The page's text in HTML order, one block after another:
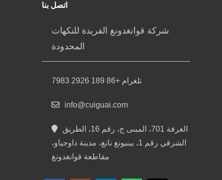
اتصل بنا
شركة قوانغدونغ الفريدة للنكهات
المحدودة
تلغرام +86 189 2926 7983
info@cuiguai.com
الغرفة 701، المبنى ج، رقم 16، الطريق
الشرقي رقم 1، بينيونغ نانغ، مدينة داوجياو،
مقاطعة قوانغدونغ